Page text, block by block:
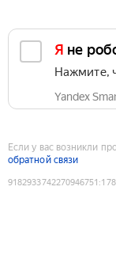
Я не
Нажмите,
Yandex
Если у вас возникли
обратной связи
9182933742270946751 :